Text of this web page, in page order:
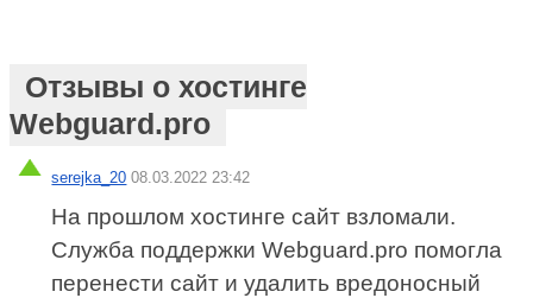
Отзывы о хостинге
Webguard.pro
serejka_20 08.03.2022 23:42
На прошлом хостинге сайт взломали.
Служба поддержки Webguard.pro помогла
перенести сайт и удалить вредоносный